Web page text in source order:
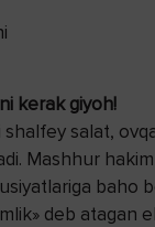
kerak giyoh!
shalfey salat,
Mashhur
baho
deb atagan